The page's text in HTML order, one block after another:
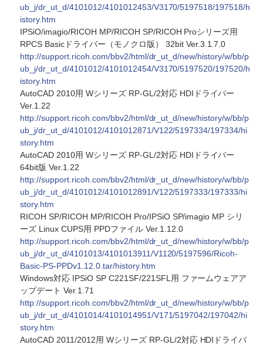
ub_j/dr_ut_d/4101012/4101012453/V3170/5197518/197518/h
istory.htm
IPSiO/imagio/RICOH MP/RICOH SP/RICOH Proシリーズ用
RPCS Basicドライバー（モノクロ版） 32bit Ver.3.1.7.0
http://support.ricoh.com/bbv2/html/dr_ut_d/new/history/w/bb/p
ub_j/dr_ut_d/4101012/4101012454/V3170/5197520/197520/h
istory.htm
AutoCAD 2010用 Wシリーズ RP-GL/2対応 HDIドライバー
Ver.1.22
http://support.ricoh.com/bbv2/html/dr_ut_d/new/history/w/bb/p
ub_j/dr_ut_d/4101012/4101012871/V122/5197334/197334/hi
story.htm
AutoCAD 2010用 Wシリーズ RP-GL/2対応 HDIドライバー
64bit版 Ver.1.22
http://support.ricoh.com/bbv2/html/dr_ut_d/new/history/w/bb/p
ub_j/dr_ut_d/4101012/4101012891/V122/5197333/197333/hi
story.htm
RICOH SP/RICOH MP/RICOH Pro/IPSiO SP/imagio MP シリ
ーズ Linux CUPS用 PPDファイル Ver.1.12.0
http://support.ricoh.com/bbv2/html/dr_ut_d/new/history/w/bb/p
ub_j/dr_ut_d/4101013/4101013911/V1120/5197596/Ricoh-
Basic-PS-PPDv1.12.0.tar/history.htm
Windows対応 IPSiO SP C221SF/221SFL用 ファームウェアア
ップデート Ver.1.71
http://support.ricoh.com/bbv2/html/dr_ut_d/new/history/w/bb/p
ub_j/dr_ut_d/4101014/4101014951/V171/5197042/197042/hi
story.htm
AutoCAD 2011/2012用 Wシリーズ RP-GL/2対応 HDIドライバ